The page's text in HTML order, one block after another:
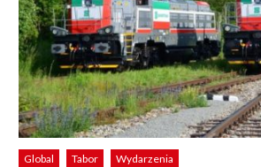
Global Tabor Wydarzenia